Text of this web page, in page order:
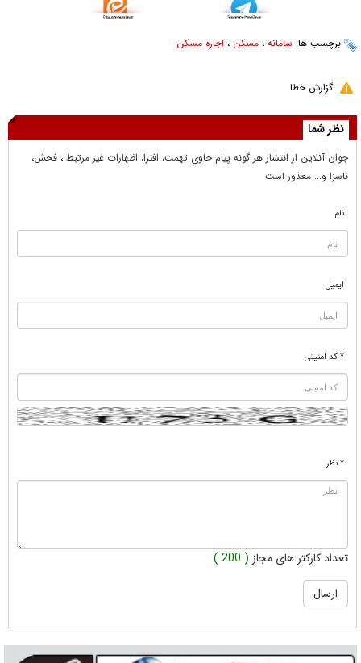
برچسب ها: سامانه ، مسکن ، اجاره مسکن
گزارش خطا
نظر شما
جوان آنلاين از انتشار هر گونه پيام حاوي تهمت، افترا، اظهارات غير مرتبط ، فحش،
ناسزا و... معذور است
نام
ایمیل
* کد امنیتی
* نظر
تعداد کارکتر های مجاز ( 200 )